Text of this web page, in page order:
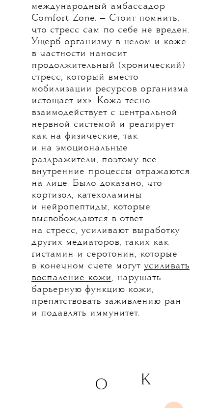
международный амбассадор
Comfort Zone. — Стоит помнить,
что стресс сам по себе не вреден.
Ущерб организму в целом и коже
в частности наносит
продолжительный (хронический)
стресс, который вместо
мобилизации ресурсов организма
истощает их». Кожа тесно
взаимодействует с центральной
нервной системой и реагирует
как на физические, так
и на эмоциональные
раздражители, поэтому все
внутренние процессы отражаются
на лице. Было доказано, что
кортизол, катехоламины
и нейропептиды, которые
высвобождаются в ответ
на стресс, усиливают выработку
других медиаторов, таких как
гистамин и серотонин, которые
в конечном счете могут усиливать
воспаление кожи, нарушать
барьерную функцию кожи,
препятствовать заживлению ран
и подавлять иммунитет.
К
О